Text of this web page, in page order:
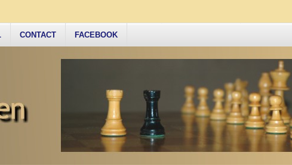
CONTACT FACEBOOK